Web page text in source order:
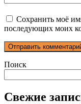
Сохранить моё
последующих моих
Поиск
Свежие